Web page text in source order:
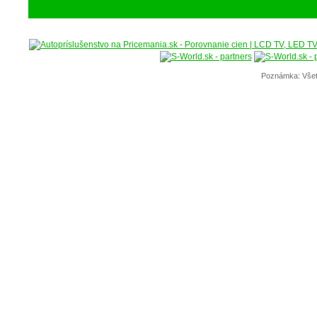
Poznámka: